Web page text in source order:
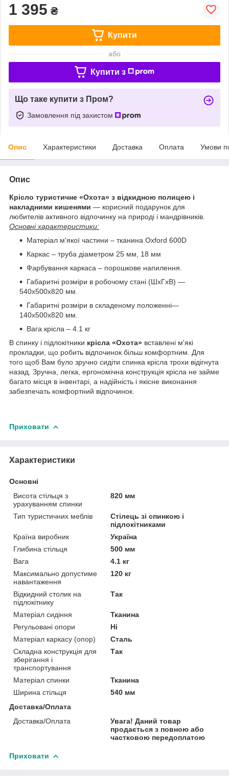
1 395 ₴
Купити
або
Купити з
Що таке купити з Пром?
Замовлення під захистом
Опис Характеристики Доставка Оплата Умови
Опис
Крісло туристичне «Охота» з відкидною полицею і
накладними кишенями — корисний подарунок для
любителів активного відпочинку на природі і мандрівників.
Основні характеристики:
Матеріал м'якої частини – тканина Oxford 600D
Каркас – труба діаметром 25 мм, 18 мм
Фарбування каркаса – порошкове напилення.
Габаритні розміри в робочому стані (ШхГхВ) —
540х500х820 мм.
Габаритні розміри в складеному положенні—
140х500х820 мм.
Вага крісла – 4.1 кг
В спинку і підлокітники крісла «Охота» вставлені м'які
прокладки, що робить відпочинок більш комфортним. Для
того щоб Вам було зручно сидіти спинка крісла трохи відігнута
назад. Зручна, легка, ергономічна конструкція крісла не займе
багато місця в інвентарі, а надійність і якісне виконання
забезпечать комфортний відпочинок.
Приховати
Характеристики
Основні
Висота стільця з
урахуванням спинки
820 мм
Тип туристичних меблів
Стілець зі спинкою і
підлокітниками
Країна виробник
Україна
Глибина стільця
500 мм
Вага
4.1 кг
Максимально допустиме
навантаження
120 кг
Відкидний столик на
підлокітнику
Так
Матеріал сидіння
Тканина
Регульовані опори
Ні
Матеріал каркасу (опор)
Сталь
Складна конструкція для
зберігання і
транспортування
Так
Матеріал спинки
Тканина
Ширина стільця
540 мм
Доставка/Оплата
Доставка/Оплата
Увага! Даний товар
продається з повною або
частковою передоплатою
Приховати